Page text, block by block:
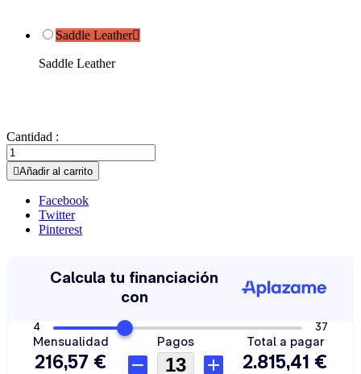
Saddle Leather
Saddle Leather
Cantidad :
Añadir al carrito
Facebook
Twitter
Pinterest